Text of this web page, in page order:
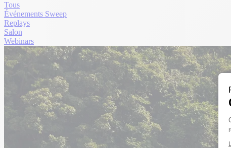
Tous
Événements Sweep
Replays
Salon
Webinars